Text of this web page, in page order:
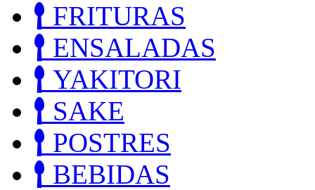
FRITURAS
ENSALADAS
YAKITORI
SAKE
POSTRES
BEBIDAS